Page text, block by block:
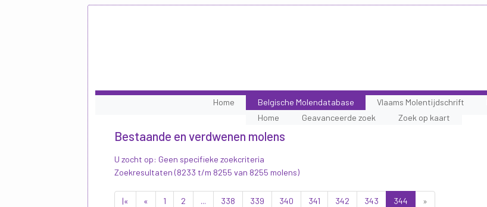
Home
Belgische Molendatabase
Home
Geavanceerde zoek Zoek op kaart
Vlaams Molentijdschrift
Bestaande en verdwenen molens
U zocht op: Geen specifieke zoekcriteria
Zoekresultaten (8233 t/m 8255 van 8255 molens)
|« « 1 2 ... 338 339 340 341 342 343 344
»